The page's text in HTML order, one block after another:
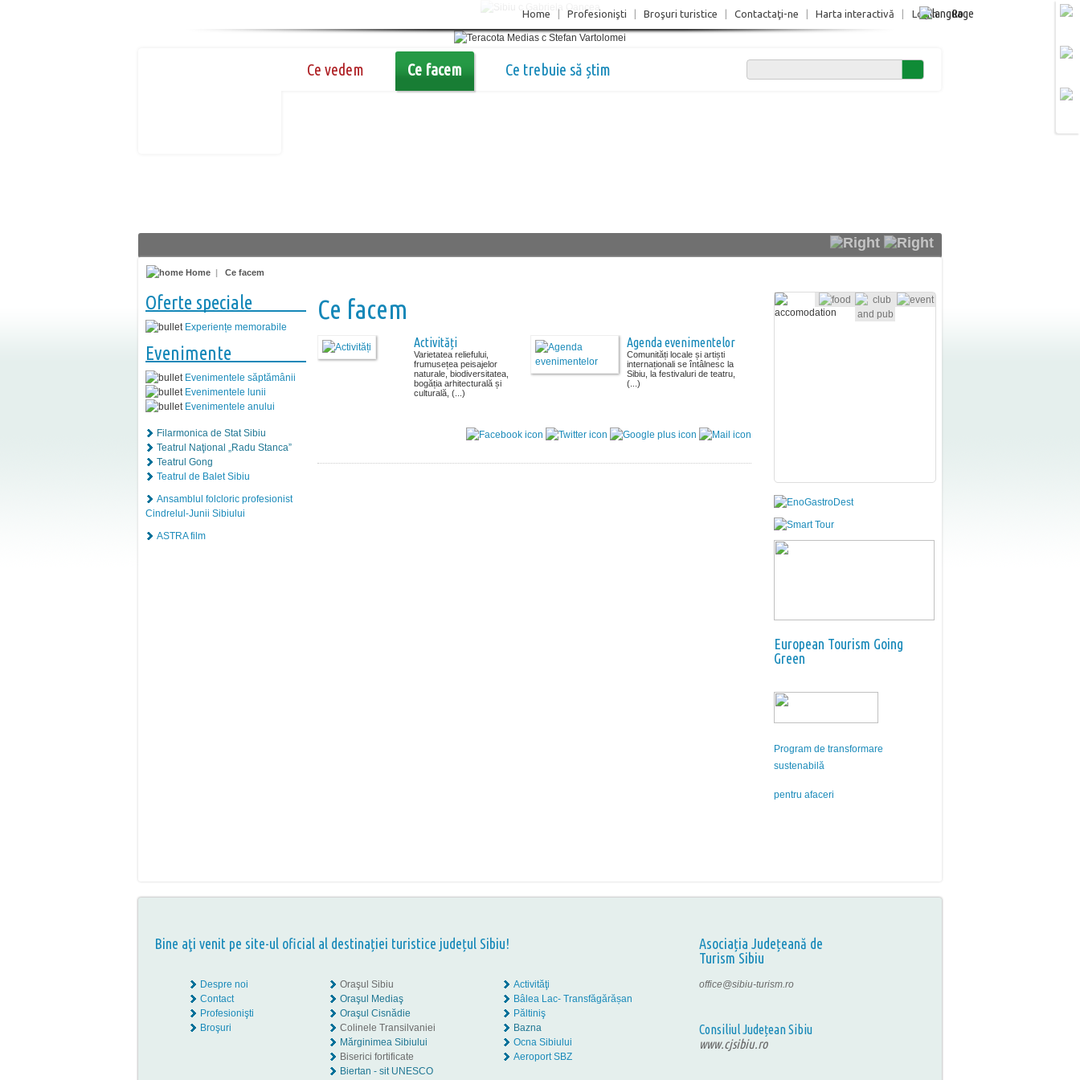
Login Ro
Home Profesionişti Broşuri turistice Contactaţi-ne Harta interactivă
Ce vedem Ce facem Ce trebuie să știm
Home | Ce facem
Oferte speciale
Experiențe memorabile
Evenimente
Evenimentele săptămânii
Evenimentele lunii
Evenimentele anului
Filarmonica de Stat Sibiu
Teatrul Naţional „Radu Stanca”
Teatrul Gong
Teatrul de Balet Sibiu
Ansamblul folcloric profesionist
Cindrelul-Junii Sibiului
ASTRA film
Ce facem
Activități
Varietatea reliefului,
frumusețea peisajelor
naturale, biodiversitatea,
bogăția arhitecturală și
culturală, (...)
Agenda evenimentelor
Comunități locale și artiști
internaționali se întâlnesc la
Sibiu, la festivaluri de teatru,
(...)
European Tourism Going
Green
Program de transformare
sustenabilă
pentru afaceri
Bine aţi venit pe site-ul oficial al destinației turistice județul Sibiu!
Asociația Județeană de
Turism Sibiu
Despre noi
Contact
Profesionişti
Broşuri
Oraşul Sibiu
Oraşul Mediaş
Oraşul Cisnădie
Colinele Transilvaniei
Mărginimea Sibiului
Biserici fortificate
Biertan - sit UNESCO
Activităţi
Bâlea Lac- Transfăgărășan
Păltiniş
Bazna
Ocna Sibiului
Aeroport SBZ
office@sibiu-turism.ro
Consiliul Județean Sibiu
www.cjsibiu.ro